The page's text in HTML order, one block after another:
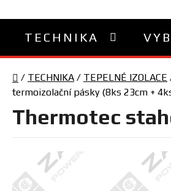
TECHNIKA
Domů
/ TECHNIKA / TEPELNÉ IZOLACE
termoizolační pásky (8ks 23cm +
Thermotec